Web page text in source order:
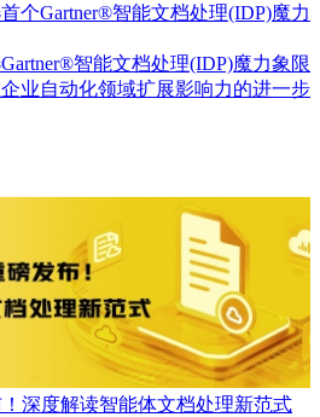
个Gartner®智能文档处理(IDP)魔力
智能文档处理(IDP)魔力象限
业自动化领域扩展影响力的进一步
深度解读智能体文档处理新范式